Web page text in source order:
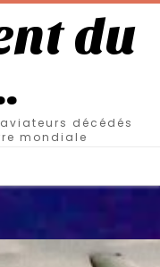
du
décédés
mondiale